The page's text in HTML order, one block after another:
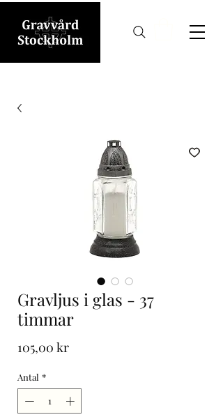
Gravljus i glas - 37
timmar
105,00 krPris
Antal *